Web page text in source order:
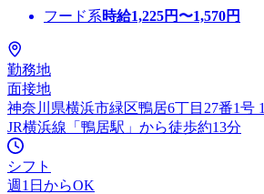
フード系時給1,225円〜1,570円
勤務地
面接地
神奈川県横浜市緑区鴨居6丁目27番1号
JR横浜線「鴨居駅」から徒歩約13分
シフト
週1日からOK